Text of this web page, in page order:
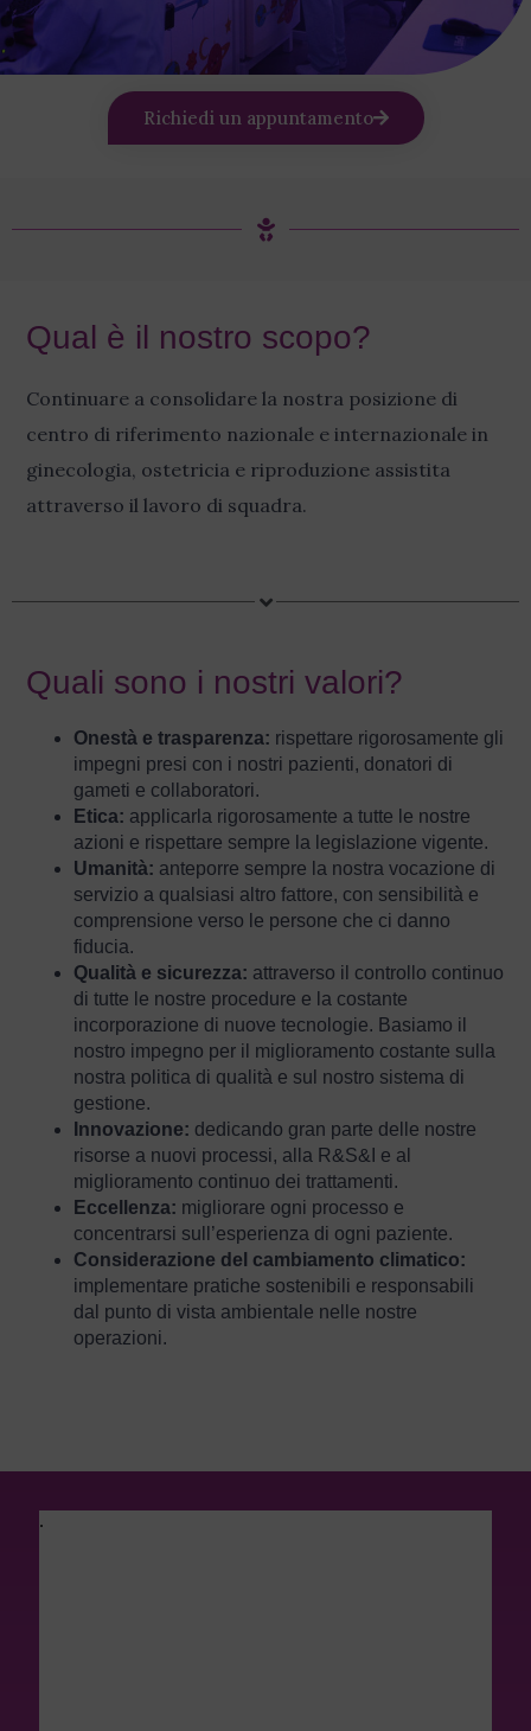
Richiedi un appuntamento
Qual è il nostro scopo?
Continuare a consolidare la nostra posizione di
centro di riferimento nazionale e internazionale in
ginecologia, ostetricia e riproduzione assistita
attraverso il lavoro di squadra.
Quali sono i nostri valori?
Onestà e trasparenza: rispettare rigorosamente gli
impegni presi con i nostri pazienti, donatori di
gameti e collaboratori.
Etica: applicarla rigorosamente a tutte le nostre
azioni e rispettare sempre la legislazione vigente.
Umanità: anteporre sempre la nostra vocazione di
servizio a qualsiasi altro fattore, con sensibilità e
comprensione verso le persone che ci danno
fiducia.
Qualità e sicurezza: attraverso il controllo continuo
di tutte le nostre procedure e la costante
incorporazione di nuove tecnologie. Basiamo il
nostro impegno per il miglioramento costante sulla
nostra politica di qualità e sul nostro sistema di
gestione.
Innovazione: dedicando gran parte delle nostre
risorse a nuovi processi, alla R&S&I e al
miglioramento continuo dei trattamenti.
Eccellenza: migliorare ogni processo e
concentrarsi sull’esperienza di ogni paziente.
Considerazione del cambiamento climatico:
implementare pratiche sostenibili e responsabili
dal punto di vista ambientale nelle nostre
operazioni.